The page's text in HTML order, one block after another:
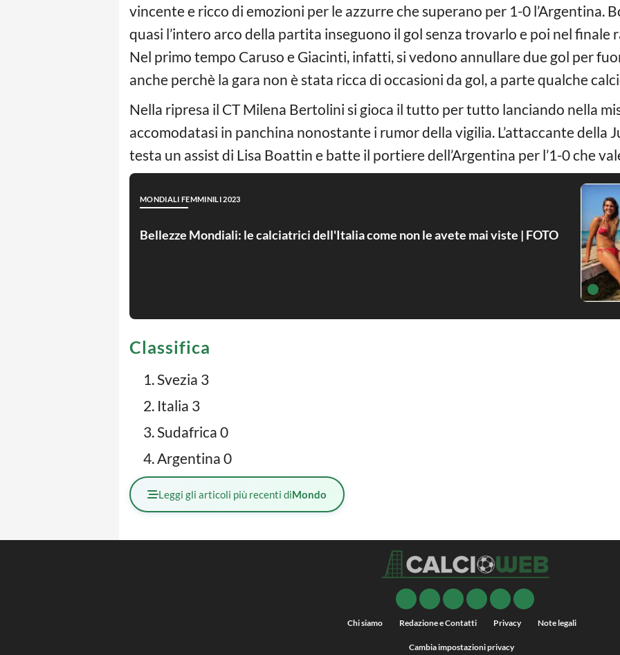
vincente e ricco di emozioni per le azzurre che superano per 1-0 l’Argentina.
quasi l’intero arco della partita inseguono il gol senza trovarlo e poi nel finale
Nel primo tempo Caruso e Giacinti, infatti, si vedono annullare due gol per
anche perchè la gara non è stata ricca di occasioni da gol, a parte qualche
Nella ripresa il CT Milena Bertolini si gioca il tutto per tutto lanciando nella
accomodatasi in panchina nonostante i rumor della vigilia. L’attaccante della
testa un assist di Lisa Boattin e batte il portiere dell’Argentina per l’1-0 che
MONDIALI FEMMINILI 2023
Bellezze Mondiali: le calciatrici dell'Italia come non le avete mai viste | FOTO
Classifica
Svezia 3
Italia 3
Sudafrica 0
Argentina 0
Leggi gli articoli più recenti diMondo
Chi siamo Redazione e Contatti Privacy Note legali
Cambia impostazioni privacy